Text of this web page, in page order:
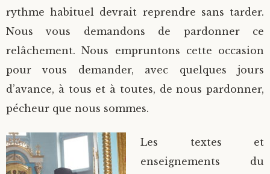
Saint Jean de Kronstadt
Saint Laurent de Tchernigov
Saint Seraphim de Sarov
Métropolite Zénobe (Majouga)
Archimandrite Adrien (Kirsanov)
Archimandrite Alipi (Voronov)
Archimandrite Andronique (Loukach)
Higoumène Boris (Kramtsov)
Famille spirituelle
Portraits
rythme habituel devrait reprendre sans tarder.
Nous vous demandons de pardonner ce
relâchement. Nous empruntons cette occasion
pour vous demander, avec quelques jours
d’avance, à tous et à toutes, de nous pardonner,
pécheur que nous sommes.
Les textes et
enseignements du